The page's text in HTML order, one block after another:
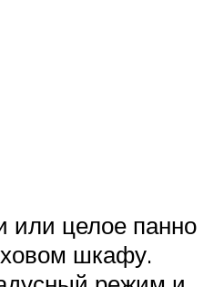
или целое панно
шкафу.